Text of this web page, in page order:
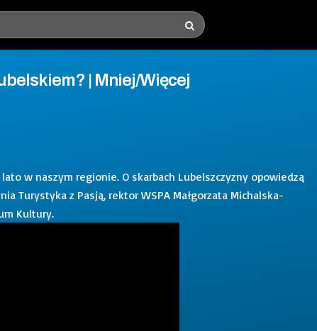
| Mniej/Więcej
w naszym regionie. O skarbach Lubelszczyzny opowiedzą
Turystyka z Pasją, rektor WSPA Małgorzata Michalska-
Kultury.